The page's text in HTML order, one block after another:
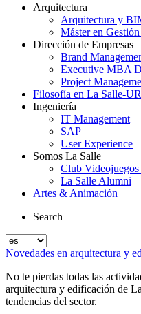
Arquitectura
Arquitectura y
Máster en
Dirección de Empresas
Brand
Executive MBA
Project
Filosofía en La Salle-
Ingeniería
IT Management
SAP
User Experience
Somos La Salle
Club
La Salle Alumni
Artes & Animación
Search
Novedades en arquitectura y
No te pierdas todas las
arquitectura y edificación de
tendencias del sector.